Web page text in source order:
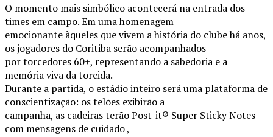
O momento mais simbólico acontecerá na entrada dos
times em campo. Em uma homenagem
emocionante àqueles que vivem a história do clube há anos,
os jogadores do Coritiba serão acompanhados
por torcedores 60+, representando a sabedoria e a
memória viva da torcida.
Durante a partida, o estádio inteiro será uma plataforma de
conscientização: os telões exibirão a
campanha, as cadeiras terão Post-it® Super Sticky Notes
com mensagens de cuidado ,